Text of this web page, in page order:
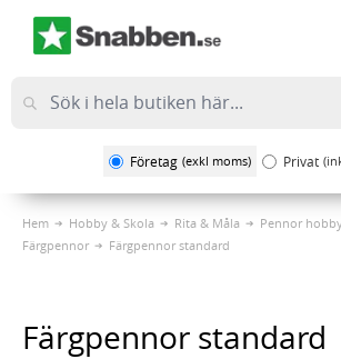
Företag (exkl moms) Privat
Hem Hobby & Skola Rita & Måla
Pennor
Färgpennor
Färgpennor standard
Färgpennor standard